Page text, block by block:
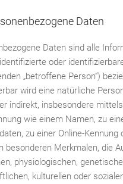
Daten
Daten sind alle
oder
„betroffene Person“)
wird eine natürliche
indirekt, insbesondere
wie einem Namen, zu
zu einer Online-Kennung
besonderen Merkmalen, die
physiologischen,
kulturellen oder